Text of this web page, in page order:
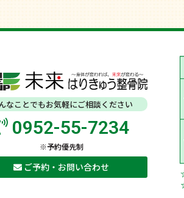
なことでもお気軽にご相談ください
0952-55-7234
※予約優先制
ご予約・お問い合わせ